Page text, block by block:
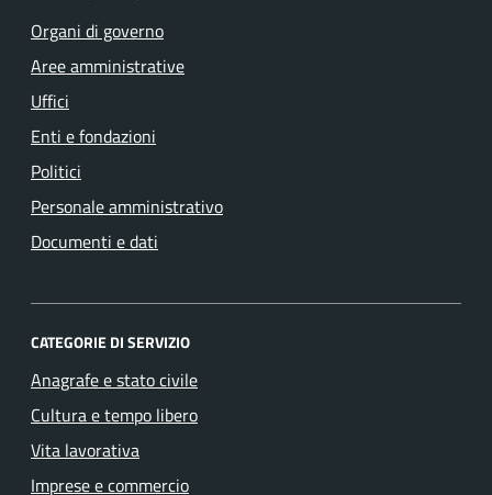
Organi di governo
Aree amministrative
Uffici
Enti e fondazioni
Politici
Personale amministrativo
Documenti e dati
CATEGORIE DI SERVIZIO
Anagrafe e stato civile
Cultura e tempo libero
Vita lavorativa
Imprese e commercio